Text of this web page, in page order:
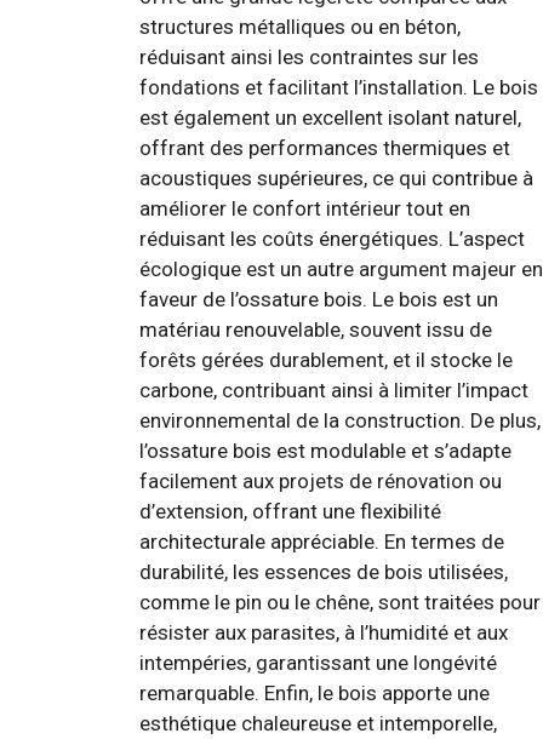
structures métalliques ou en béton,
réduisant ainsi les contraintes sur les
fondations et facilitant l’installation. Le bois
est également un excellent isolant naturel,
offrant des performances thermiques et
acoustiques supérieures, ce qui contribue à
améliorer le confort intérieur tout en
réduisant les coûts énergétiques. L’aspect
écologique est un autre argument majeur en
faveur de l’ossature bois. Le bois est un
matériau renouvelable, souvent issu de
forêts gérées durablement, et il stocke le
carbone, contribuant ainsi à limiter l’impact
environnemental de la construction. De plus,
l’ossature bois est modulable et s’adapte
facilement aux projets de rénovation ou
d’extension, offrant une flexibilité
architecturale appréciable. En termes de
durabilité, les essences de bois utilisées,
comme le pin ou le chêne, sont traitées pour
résister aux parasites, à l’humidité et aux
intempéries, garantissant une longévité
remarquable. Enfin, le bois apporte une
esthétique chaleureuse et intemporelle,